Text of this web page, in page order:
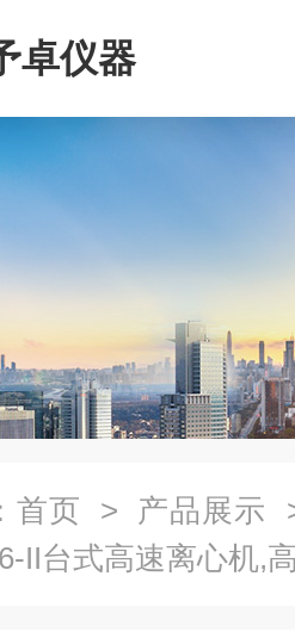
卓仪器
首页 > 产品展示
II台式高速离心机,